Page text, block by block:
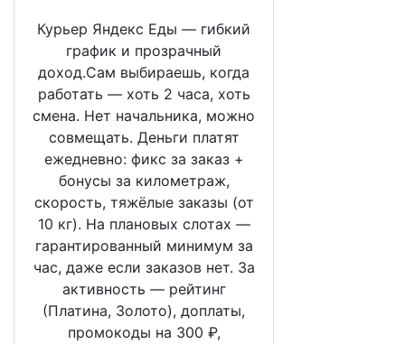
Курьер Яндекс Еды — гибкий
график и прозрачный
доход.Сам выбираешь, когда
работать — хоть 2 часа, хоть
смена. Нет начальника, можно
совмещать. Деньги платят
ежедневно: фикс за заказ +
бонусы за километраж,
скорость, тяжёлые заказы (от
10 кг). На плановых слотах —
гарантированный минимум за
час, даже если заказов нет. За
активность — рейтинг
(Платина, Золото), доплаты,
промокоды на 300 ₽,